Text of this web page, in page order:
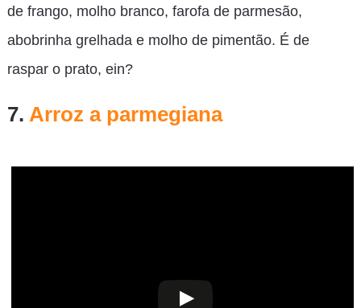
de frango, molho branco, farofa de parmesão,
abobrinha grelhada e molho de pimentão. É de
raspar o prato, ein?
7. Arroz a parmegiana